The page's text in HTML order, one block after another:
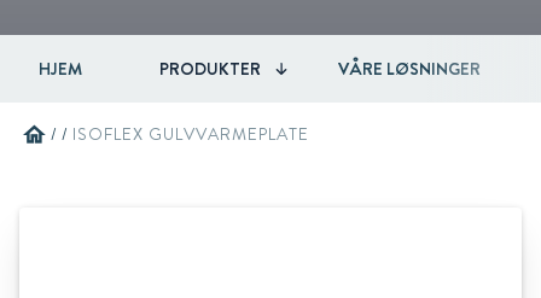
HJEM PRODUKTER VÅRE LØSNINGER
home / / ISOFLEX GULVVARMEPLATE